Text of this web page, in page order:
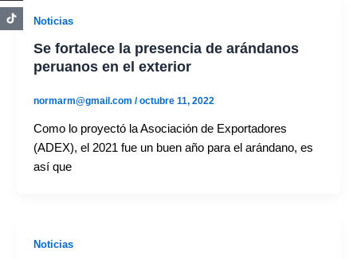
Noticias
Se fortalece la presencia de arándanos
peruanos en el exterior
normarm@gmail.com /octubre 11, 2022
Como lo proyectó la Asociación de Exportadores
(ADEX), el 2021 fue un buen año para el arándano, es
así que
Noticias